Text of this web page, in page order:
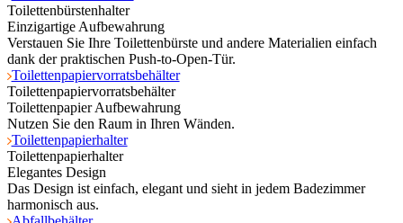
Toilettenbürstenhalter
Einzigartige Aufbewahrung
Verstauen Sie Ihre Toilettenbürste und andere Materialien einfach
dank der praktischen Push-to-Open-Tür.
Toilettenpapiervorratsbehälter
Toilettenpapiervorratsbehälter
Toilettenpapier Aufbewahrung
Nutzen Sie den Raum in Ihren Wänden.
Toilettenpapierhalter
Toilettenpapierhalter
Elegantes Design
Das Design ist einfach, elegant und sieht in jedem Badezimmer
harmonisch aus.